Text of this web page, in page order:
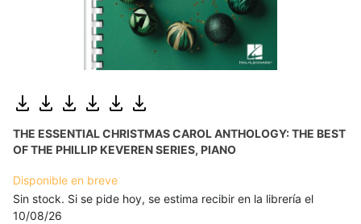
THE ESSENTIAL CHRISTMAS CAROL ANTHOLOGY: THE BEST
OF THE PHILLIP KEVEREN SERIES, PIANO
Disponible en breve
Sin stock. Si se pide hoy, se estima recibir en la librería el
10/08/26